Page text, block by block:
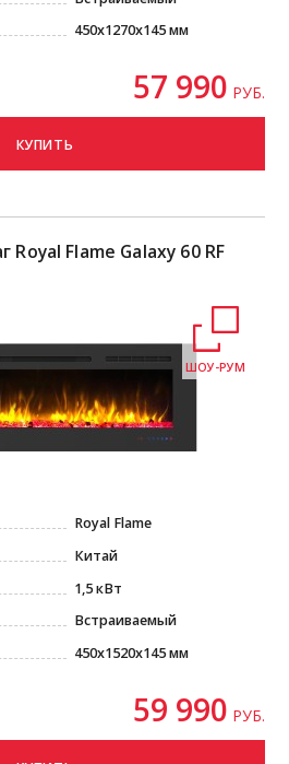
450х1270х145 мм
57 990 РУБ.
КУПИТЬ
Flame Galaxy 60 RF
ШОУ-РУМ
Royal Flame
Китай
1,5 кВт
Встраиваемый
450x1520x145 мм
59 990 РУБ.